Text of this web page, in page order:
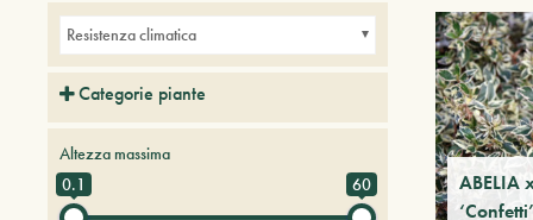
ABELIA
‘Confetti’
Resistenza climatica
Categorie piante
Alberi e arbusti a foglia caduca
Altezza massima
0.1
60